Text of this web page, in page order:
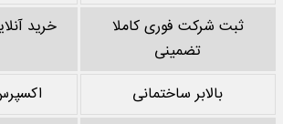
ثبت شرکت فوری کاملا
تضمینی
خرید
بالابر ساختمانی